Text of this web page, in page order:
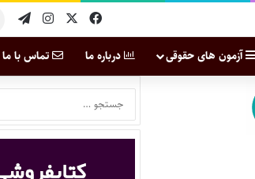
آزمون های حقوقی درباره ما تماس با ما